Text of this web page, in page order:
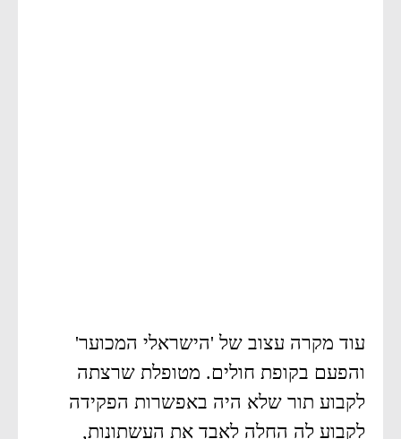
עוד מקרה עצוב של 'הישראלי המכוער'
והפעם בקופת חולים. מטופלת שרצתה
לקבוע תור שלא היה באפשרות הפקידה
לקבוע לה החלה לאבד את העשתונות,